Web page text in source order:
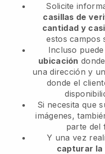
Solicite
casillas de
cantidad y
estos campos
Incluso
ubicación
una dirección y un
donde el
Si necesita que
imágenes,
parte del
Y una vez
capturar la